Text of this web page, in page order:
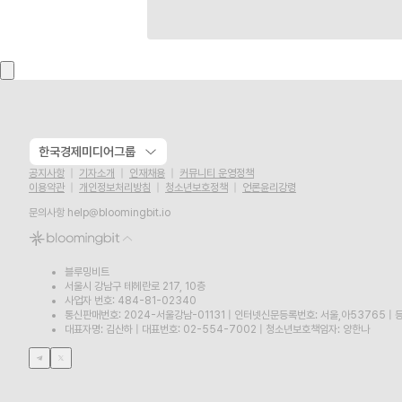
한국경제미디어그룹
공지사항 기자소개 인재채용
커뮤니티 운영정책
이용약관
개인정보처리방침 청소년보호정책
언론윤리강령
문의사항 help@bloomingbit.io
블루밍비트
서울시 강남구 테헤란로 217, 10층
사업자 번호: 484-81-02340
통신판매번호: 2024-서울강남-01131
인터넷신문등록번호: 서울,아53765
대표자명: 김산하
대표번호: 02-554-7002 청소년보호책임자: 양한나